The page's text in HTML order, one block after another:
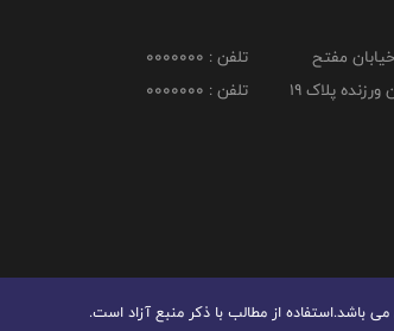
مفتح
مجموعه ورزشی شیرودی خیابان ورزنده پلاک ۱۹
تلفن : 0000000
تلفن : 0000000
از مطالب با ذكر منبع آزاد است.